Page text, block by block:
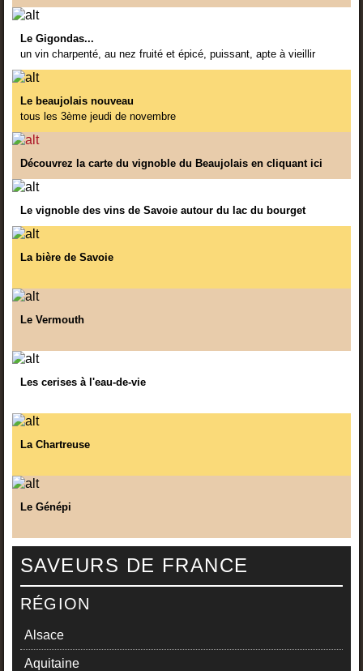
Le Gigondas...
un vin charpenté, au nez fruité et épicé, puissant, apte à vieillir
Le beaujolais nouveau
tous les 3ème jeudi de novembre
Découvrez la carte du vignoble du Beaujolais en cliquant ici
Le vignoble des vins de Savoie autour du lac du bourget
La bière de Savoie
Le Vermouth
Les cerises à l'eau-de-vie
La Chartreuse
Le Génépi
SAVEURS DE FRANCE
RÉGION
Alsace
Aquitaine